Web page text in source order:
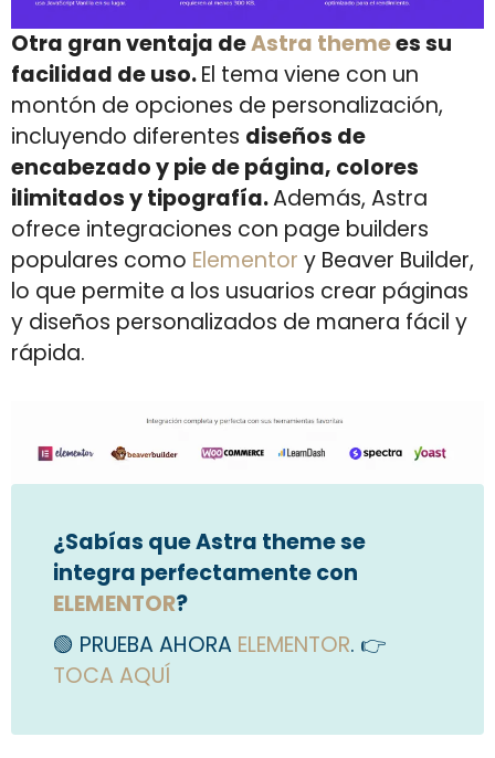
Otra gran ventaja deAstra themees su
facilidad de uso.El tema viene con un
montón de opciones de personalización,
incluyendo diferentes diseños de
encabezado y pie de página, colores
ilimitados y tipografía.Además, Astra
ofrece integraciones con page builders
populares como Elementor y Beaver Builder,
lo que permite a los usuarios crear páginas
y diseños personalizados de manera fácil y
rápida.
¿Sabías que Astra theme se
integra perfectamente con
ELEMENTOR?
🟢 PRUEBA AHORA ELEMENTOR. 👉
TOCA AQUÍ